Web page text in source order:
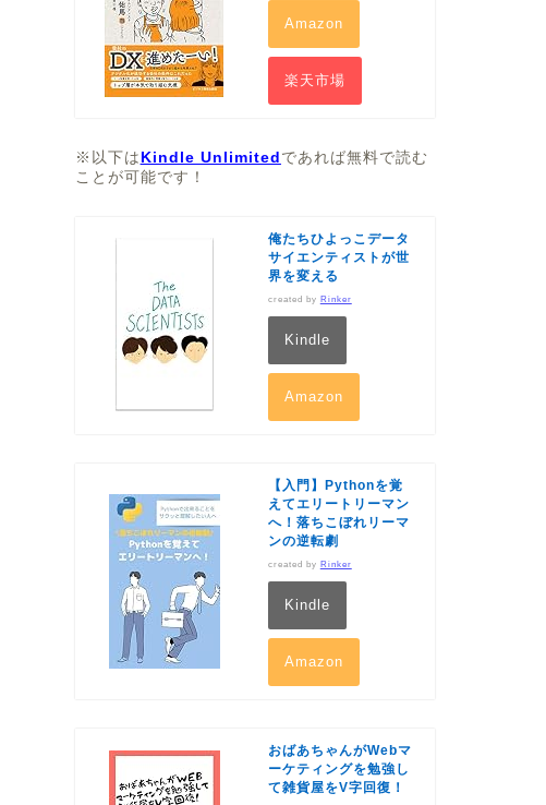
Amazon
楽天市場
※以下は Kindle Unlimited であれば無料で読む
ことが可能です！
俺たちひよっこデータ
サイエンティストが世
界を変える
created by Rinker
Kindle
Amazon
【入門】Pythonを覚
えてエリートリーマン
へ！落ちこぼれリーマ
ンの逆転劇
created by Rinker
Kindle
Amazon
おばあちゃんがWebマ
ーケティングを勉強し
て雑貨屋をV字回復！